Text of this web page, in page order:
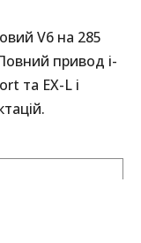
V6 на 285
привод i-
та EX-L і